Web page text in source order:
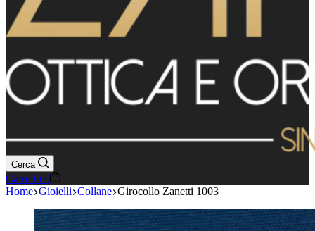
Cerca
Carrello 0
Home Gioielli Collane Girocollo Zanetti 1003